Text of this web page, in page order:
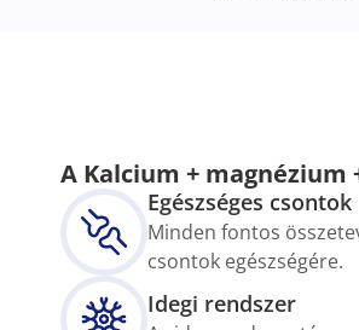
A Kalcium +
Egészséges csontok
Minden fontos
csontok egészségére.
Idegi rendszer